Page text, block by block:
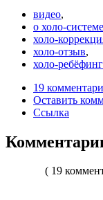
видео,
о холо-системе
холо-
холо-отзыв,
холо-ребёфинг
19
Оставить
Ссылка
( 19